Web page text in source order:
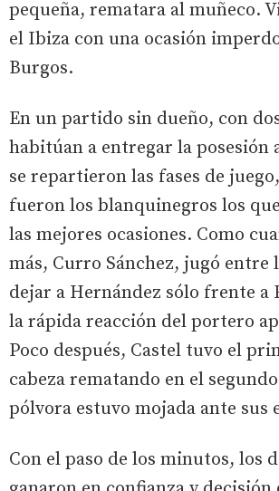
pequeña, rematara al muñeco.
el Ibiza con una ocasión
Burgos.
En un partido sin dueño, con
habitúan a entregar la posesión
se repartieron las fases de
fueron los blanquinegros los
las mejores ocasiones. Como
más, Curro Sánchez, jugó entre
dejar a Hernández sólo frente a
la rápida reacción del portero
Poco después, Castel tuvo el
cabeza rematando en el
pólvora estuvo mojada ante sus
Con el paso de los minutos, los